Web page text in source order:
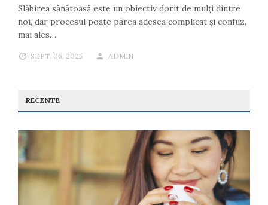
Slăbirea sănătoasă este un obiectiv dorit de mulți dintre
noi, dar procesul poate părea adesea complicat și confuz,
mai ales…
SEPT. 06, 2025 ADMIN
RECENTE